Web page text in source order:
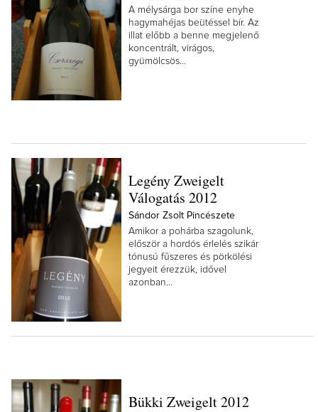
A mélysárga bor színe enyhe
hagymahéjas beütéssel bír. Az
illat előbb a benne megjelenő
koncentrált, virágos,
gyümölcsös...
Legény Zweigelt
Válogatás 2012
Sándor Zsolt Pincészete
Amikor a pohárba szagolunk,
először a hordós érlelés szikár
tónusú fűszeres és pörkölési
jegyeit érezzük, idővel
azonban...
Bükki Zweigelt 2012